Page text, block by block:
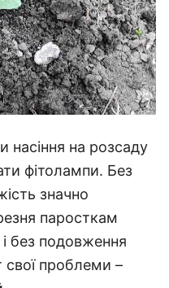
насіння на розсаду
фітолампи. Без
значно
паросткам
без подовження
свої проблеми –